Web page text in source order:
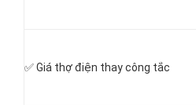
✅ Giá thợ điện thay công tắc